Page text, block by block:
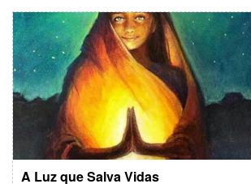
A Luz que Salva Vidas